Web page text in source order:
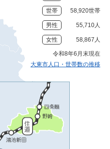
世帯 58,920世帯
男性 55,710人
女性 58,867人
令和8年6月末現在
大東市人口・世帯数の推移